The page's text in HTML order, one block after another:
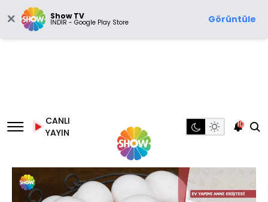
Show TV
İNDİR - Google Play Store Görüntüle
CANLI
YAYIN
10